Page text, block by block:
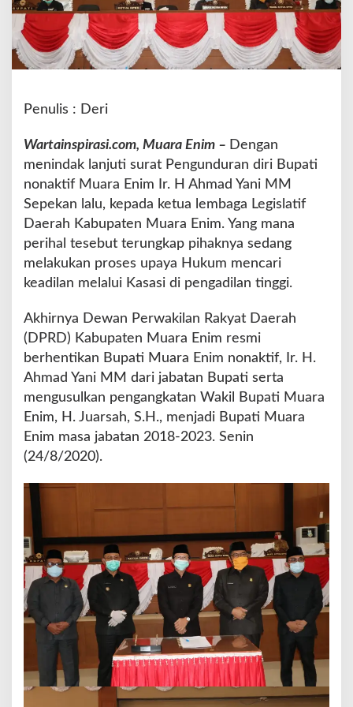
a
n
H
J
h
S
H
J
b
a
t
B
a
t
i
D
f
i
n
i
a
r
a
n
i
m
H
n
Penulis : Deri
Wartainspirasi.com, Muara Enim – Dengan
menindak lanjuti surat Pengunduran diri Bupati
nonaktif Muara Enim Ir. H Ahmad Yani MM
Sepekan lalu, kepada ketua lembaga Legislatif
Daerah Kabupaten Muara Enim. Yang mana
perihal tesebut terungkap pihaknya sedang
melakukan proses upaya Hukum mencari
keadilan melalui Kasasi di pengadilan tinggi.
Akhirnya Dewan Perwakilan Rakyat Daerah
(DPRD) Kabupaten Muara Enim resmi
berhentikan Bupati Muara Enim nonaktif, Ir. H.
Ahmad Yani MM dari jabatan Bupati serta
mengusulkan pengangkatan Wakil Bupati Muara
Enim, H. Juarsah, S.H., menjadi Bupati Muara
Enim masa jabatan 2018-2023. Senin
(24/8/2020).